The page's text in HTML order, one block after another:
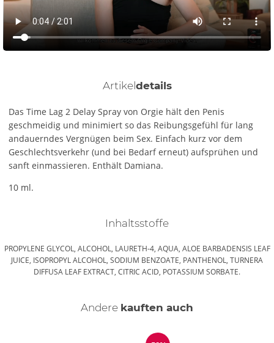
Artikeldetails
Das Time Lag 2 Delay Spray von Orgie hält den Penis
geschmeidig und minimiert so das Reibungsgefühl für lang
andauerndes Vergnügen beim Sex. Einfach kurz vor dem
Geschlechtsverkehr (und bei Bedarf erneut) aufsprühen und
sanft einmassieren. Enthält Damiana.
10 ml.
Inhaltsstoffe
PROPYLENE GLYCOL, ALCOHOL, LAURETH-4, AQUA, ALOE BARBADENSIS LEAF
JUICE, ISOPROPYL ALCOHOL, SODIUM BENZOATE, PANTHENOL, TURNERA
DIFFUSA LEAF EXTRACT, CITRIC ACID, POTASSIUM SORBATE.
Andere kauften auch